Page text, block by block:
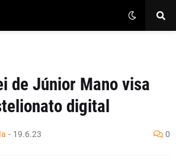
de Júnior Mano visa
digital
- 19.6.23 0